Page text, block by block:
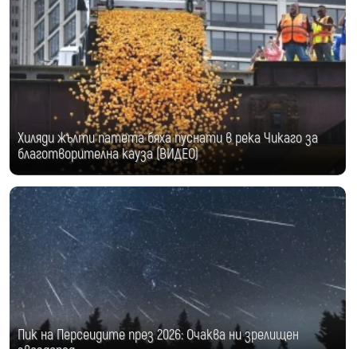
Хиляди жълти патета бяха пуснати в река Чикаго за
благотворителна кауза (ВИДЕО)
Пик на Персеидите през 2026: Очаква ни зрелищен